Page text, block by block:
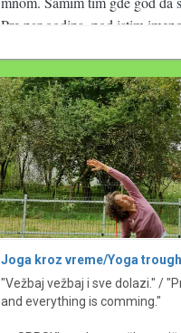
Pre par godina, pod istim
Registracija na portal ima za
informacije koje su potrebne
održavati u budućnosti. Svaki
radi i sve konsultacije se vode
registrovani na portalu, samim
ono što je u pisanoj formi
obavezi da čuva mejlove i
korisniku portala dostupan je
učenicima što putem mejla
inostranstvu, pa se tu nadje
kartona klijenata,
Joga kroz vreme/Yoga
"Vežbaj vežbaj i sve dolazi." /
and everything is comming."